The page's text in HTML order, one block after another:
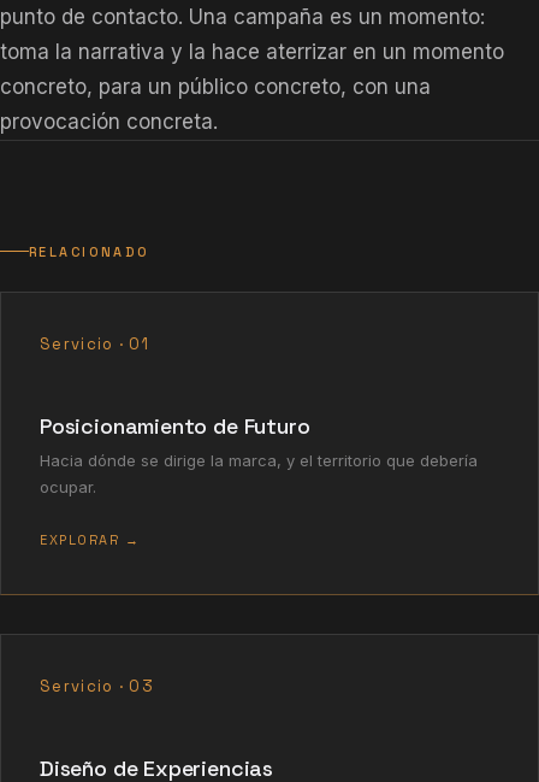
punto de contacto. Una campaña es un momento:
toma la narrativa y la hace aterrizar en un momento
concreto, para un público concreto, con una
provocación concreta.
RELACIONADO
Servicio · 01
Posicionamiento de Futuro
Hacia dónde se dirige la marca, y el territorio que debería
ocupar.
EXPLORAR →
Servicio · 03
Diseño de Experiencias